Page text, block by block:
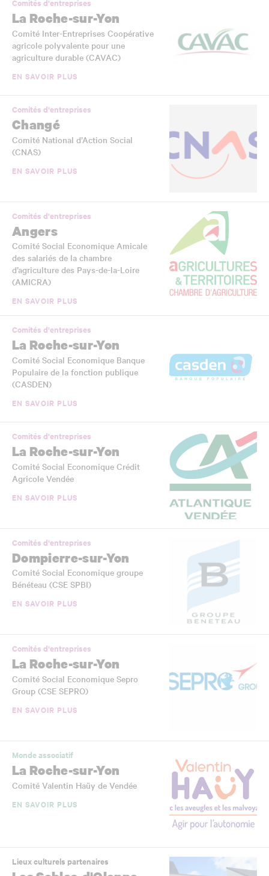
Comités d'entreprises
La Roche-sur-Yon
Comité Inter-Entreprises Coopérative
agricole polyvalente pour une
agriculture durable (CAVAC)
EN SAVOIR PLUS
Comités d'entreprises
Changé
Comité National d’Action Social
(CNAS)
EN SAVOIR PLUS
Comités d'entreprises
Angers
Comité Social Economique Amicale
des salariés de la chambre
d’agriculture des Pays-de-la-Loire
(AMICRA)
EN SAVOIR PLUS
Comités d'entreprises
La Roche-sur-Yon
Comité Social Economique Banque
Populaire de la fonction publique
(CASDEN)
EN SAVOIR PLUS
Comités d'entreprises
La Roche-sur-Yon
Comité Social Economique Crédit
Agricole Vendée
EN SAVOIR PLUS
Comités d'entreprises
Dompierre-sur-Yon
Comité Social Economique groupe
Bénéteau (CSE SPBI)
EN SAVOIR PLUS
Comités d'entreprises
La Roche-sur-Yon
Comité Social Economique Sepro
Group (CSE SEPRO)
EN SAVOIR PLUS
Monde associatif
La Roche-sur-Yon
Comité Valentin Haüy de Vendée
EN SAVOIR PLUS
Lieux culturels partenaires